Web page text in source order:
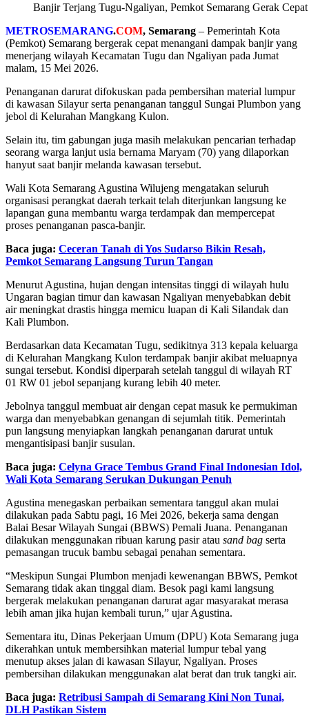
Banjir Terjang Tugu-Ngaliyan, Pemkot Semarang Gerak
METROSEMARANG.COM, Semarang – Pemerintah Kota
(Pemkot) Semarang bergerak cepat menangani dampak banjir yang
menerjang wilayah Kecamatan Tugu dan Ngaliyan pada Jumat
malam, 15 Mei 2026.
Penanganan darurat difokuskan pada pembersihan material lumpur
di kawasan Silayur serta penanganan tanggul Sungai Plumbon yang
jebol di Kelurahan Mangkang Kulon.
Selain itu, tim gabungan juga masih melakukan pencarian terhadap
seorang warga lanjut usia bernama Maryam (70) yang dilaporkan
hanyut saat banjir melanda kawasan tersebut.
Wali Kota Semarang Agustina Wilujeng mengatakan seluruh
organisasi perangkat daerah terkait telah diterjunkan langsung ke
lapangan guna membantu warga terdampak dan mempercepat
proses penanganan pasca-banjir.
Baca juga: Ceceran Tanah di Yos Sudarso Bikin Resah,
Pemkot Semarang Langsung Turun Tangan
Menurut Agustina, hujan dengan intensitas tinggi di wilayah hulu
Ungaran bagian timur dan kawasan Ngaliyan menyebabkan debit
air meningkat drastis hingga memicu luapan di Kali Silandak dan
Kali Plumbon.
Berdasarkan data Kecamatan Tugu, sedikitnya 313 kepala keluarga
di Kelurahan Mangkang Kulon terdampak banjir akibat meluapnya
sungai tersebut. Kondisi diperparah setelah tanggul di wilayah RT
01 RW 01 jebol sepanjang kurang lebih 40 meter.
Jebolnya tanggul membuat air dengan cepat masuk ke permukiman
warga dan menyebabkan genangan di sejumlah titik. Pemerintah
pun langsung menyiapkan langkah penanganan darurat untuk
mengantisipasi banjir susulan.
Baca juga: Celyna Grace Tembus Grand Final Indonesian Idol,
Wali Kota Semarang Serukan Dukungan Penuh
Agustina menegaskan perbaikan sementara tanggul akan mulai
dilakukan pada Sabtu pagi, 16 Mei 2026, bekerja sama dengan
Balai Besar Wilayah Sungai (BBWS) Pemali Juana. Penanganan
dilakukan menggunakan ribuan karung pasir atau sand bag serta
pemasangan trucuk bambu sebagai penahan sementara.
“Meskipun Sungai Plumbon menjadi kewenangan BBWS, Pemkot
Semarang tidak akan tinggal diam. Besok pagi kami langsung
bergerak melakukan penanganan darurat agar masyarakat merasa
lebih aman jika hujan kembali turun,” ujar Agustina.
Sementara itu, Dinas Pekerjaan Umum (DPU) Kota Semarang juga
dikerahkan untuk membersihkan material lumpur tebal yang
menutup akses jalan di kawasan Silayur, Ngaliyan. Proses
pembersihan dilakukan menggunakan alat berat dan truk tangki air.
Baca juga: Retribusi Sampah di Semarang Kini Non Tunai,
DLH Pastikan Sistem